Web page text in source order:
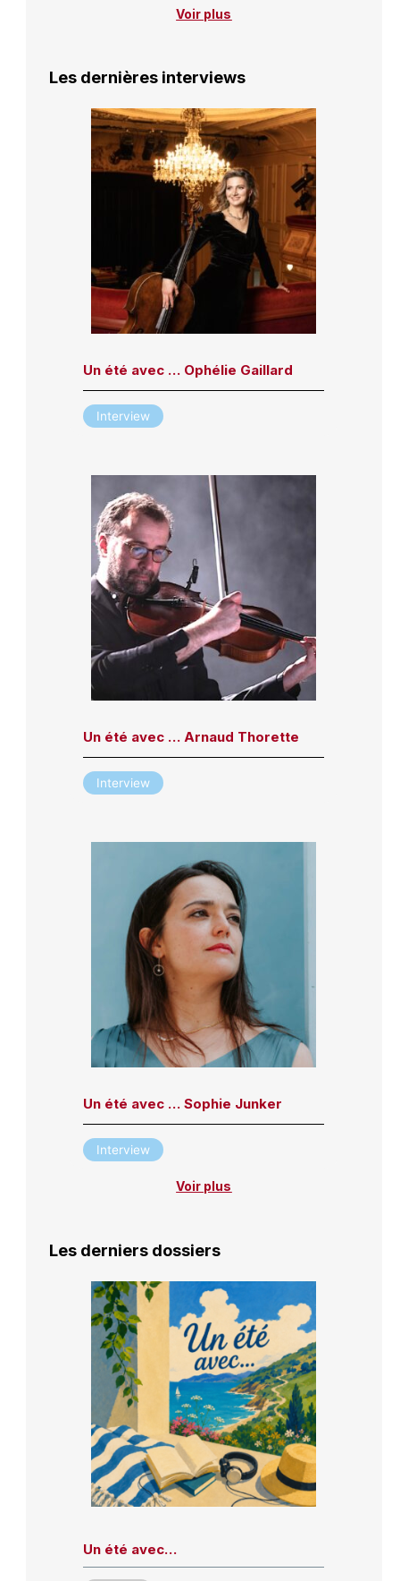
Voir plus
Les dernières interviews
Un été avec … Ophélie Gaillard
Interview
Un été avec … Arnaud Thorette
Interview
Un été avec … Sophie Junker
Interview
Voir plus
Les derniers dossiers
Un été avec…